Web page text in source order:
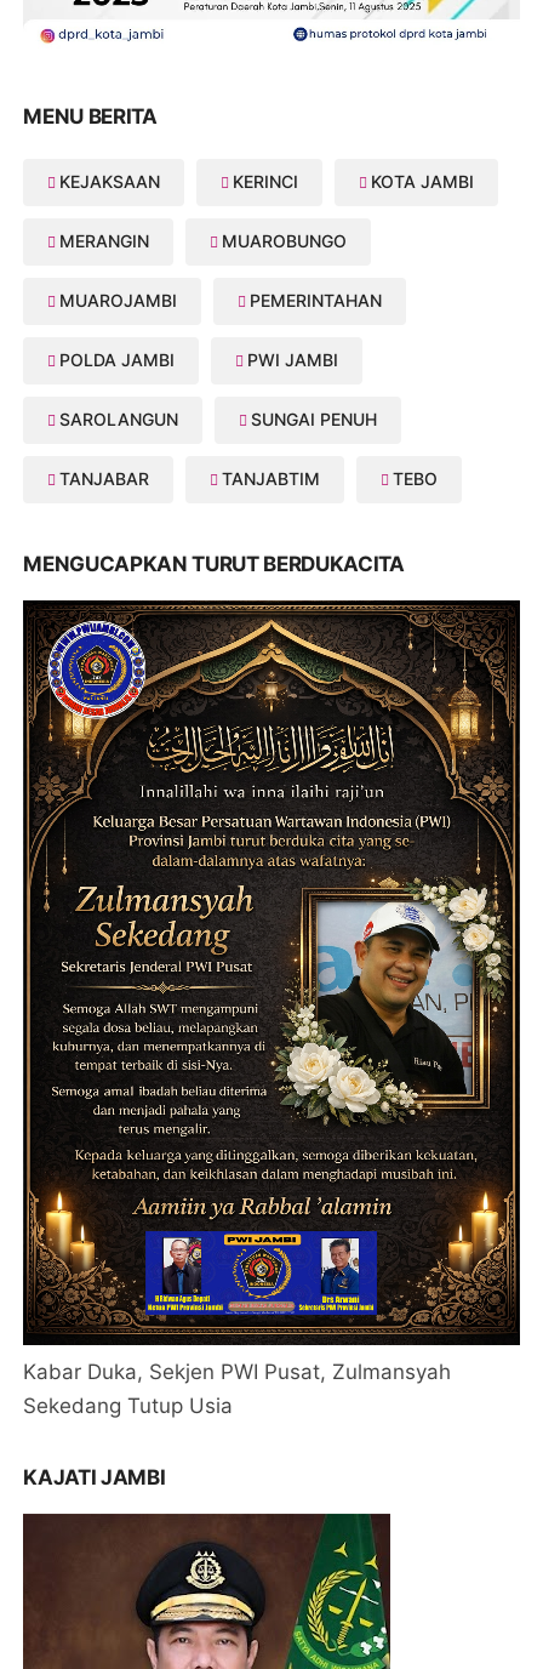
MENU BERITA
KEJAKSAAN KERINCI KOTA JAMBI
MERANGIN MUAROBUNGO
MUAROJAMBI PEMERINTAHAN
POLDA JAMBI PWI JAMBI
SAROLANGUN SUNGAI PENUH
TANJABAR TANJABTIM TEBO
MENGUCAPKAN TURUT BERDUKACITA
Kabar Duka, Sekjen PWI Pusat, Zulmansyah
Sekedang Tutup Usia
KAJATI JAMBI